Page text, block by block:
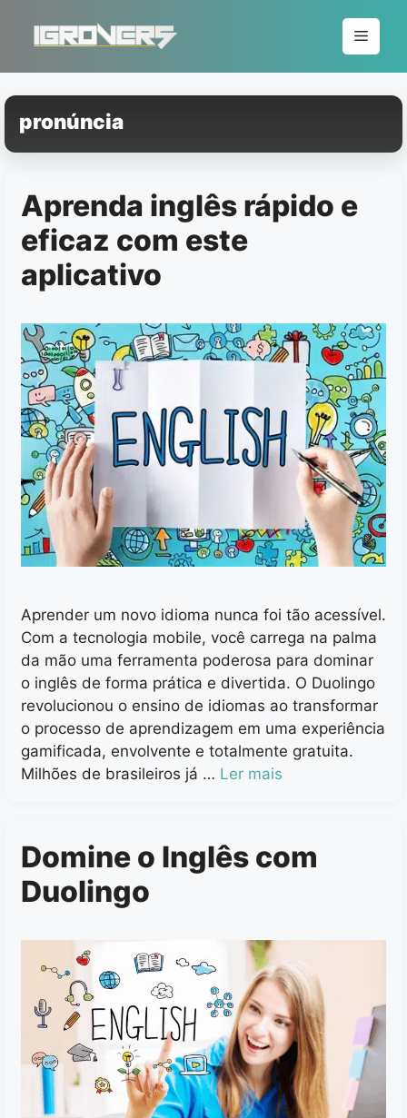
conteúdo
Menu
pronúncia
Aprenda inglês rápido e
eficaz com este
aplicativo
Aprender um novo idioma nunca foi tão acessível.
Com a tecnologia mobile, você carrega na palma
da mão uma ferramenta poderosa para dominar
o inglês de forma prática e divertida. O Duolingo
revolucionou o ensino de idiomas ao transformar
o processo de aprendizagem em uma experiência
gamificada, envolvente e totalmente gratuita.
Milhões de brasileiros já … Ler mais
Domine o Inglês com
Duolingo